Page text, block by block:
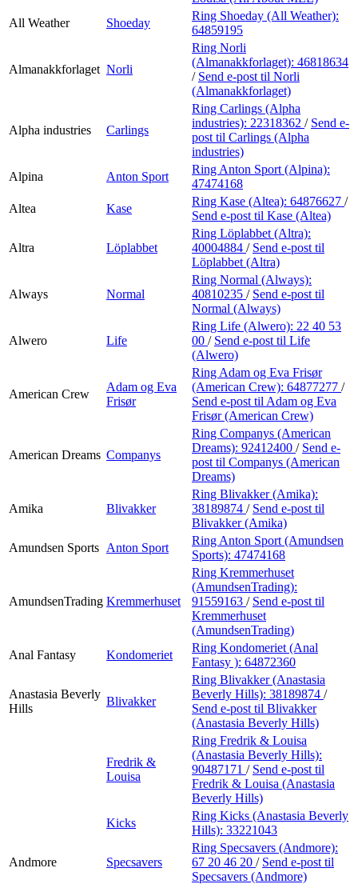
All Weather
Shoeday
Ring Shoeday (All Weather):
64859195
Almanakkforlaget Norli
Ring Norli
(Almanakkforlaget): 46818634
/ Send e-post til Norli
(Almanakkforlaget)
Alpha industries Carlings
Ring Carlings (Alpha
industries): 22318362 / Send e-
post til Carlings (Alpha
industries)
Alpina
Anton Sport
Ring Anton Sport (Alpina):
47474168
Altea
Kase
Ring Kase (Altea): 64876627 /
Send e-post til Kase (Altea)
Altra Löplabbet
Ring Löplabbet (Altra):
40004884 / Send e-post til
Löplabbet (Altra)
Always Normal
Ring Normal (Always):
40810235 / Send e-post til
Normal (Always)
Alwero Life
Ring Life (Alwero): 22 40 53
00 / Send e-post til Life
(Alwero)
American Crew
Adam og Eva
Frisør
Ring Adam og Eva Frisør
(American Crew): 64877277 /
Send e-post til Adam og Eva
Frisør (American Crew)
American Dreams Companys
Ring Companys (American
Dreams): 92412400 / Send e-
post til Companys (American
Dreams)
Amika Blivakker
Ring Blivakker (Amika):
38189874 / Send e-post til
Blivakker (Amika)
Amundsen Sports Anton Sport
Ring Anton Sport (Amundsen
Sports): 47474168
AmundsenTrading Kremmerhuset
Ring Kremmerhuset
(AmundsenTrading):
91559163 / Send e-post til
Kremmerhuset
(AmundsenTrading)
Anal Fantasy
Kondomeriet
Ring Kondomeriet (Anal
Fantasy ): 64872360
Anastasia Beverly
Hills
Blivakker
Ring Blivakker (Anastasia
Beverly Hills): 38189874 /
Send e-post til Blivakker
(Anastasia Beverly Hills)
Fredrik &
Louisa
Ring Fredrik & Louisa
(Anastasia Beverly Hills):
90487171 / Send e-post til
Fredrik & Louisa (Anastasia
Beverly Hills)
Kicks
Ring Kicks (Anastasia Beverly
Hills): 33221043
Andmore Specsavers
Ring Specsavers (Andmore):
67 20 46 20 / Send e-post til
Specsavers (Andmore)